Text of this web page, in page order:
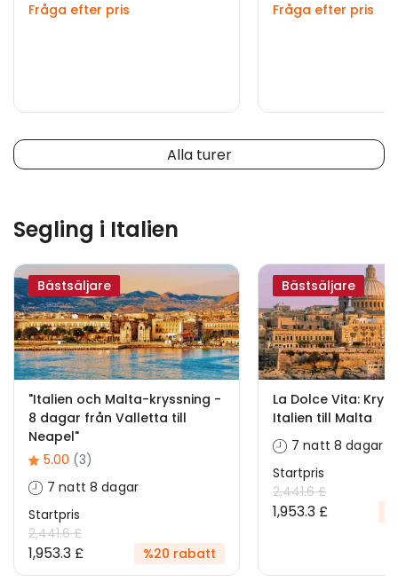
Fråga efter pris
Fråga efter pris
Alla turer
Segling i Italien
Bästsäljare
"Italien och Malta-kryssning -
8 dagar från Valletta till
Neapel"
5.00 (3)
7 natt 8 dagar
Startpris
2,441.6 £
1,953.3 £ %20 rabatt
Bästsäljare
La Dolce Vita:
Italien till Malta
7 natt 8 dagar
Startpris
2,441.6 £
1,953.3 £